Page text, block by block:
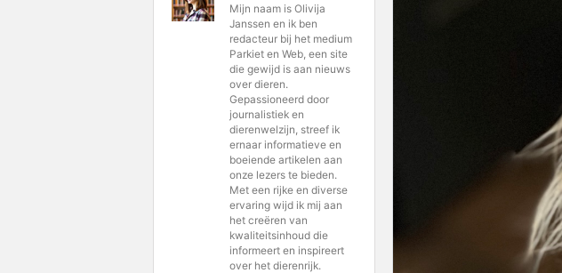
Mijn naam is Olivija
Janssen en ik ben
redacteur bij het medium
Parkiet en Web, een site
die gewijd is aan nieuws
over dieren.
Gepassioneerd door
journalistiek en
dierenwelzijn, streef ik
ernaar informatieve en
boeiende artikelen aan
onze lezers te bieden.
Met een rijke en diverse
ervaring wijd ik mij aan
het creëren van
kwaliteitsinhoud die
informeert en inspireert
over het dierenrijk.